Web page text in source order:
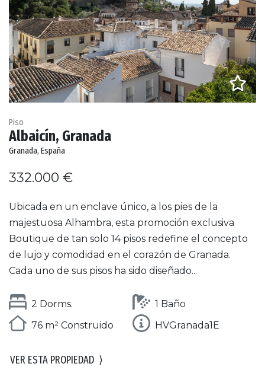
Piso
Albaicín, Granada
Granada, España
332.000 €
Ubicada en un enclave único, a los pies de la
majestuosa Alhambra, esta promoción exclusiva
Boutique de tan solo 14 pisos redefine el concepto
de lujo y comodidad en el corazón de Granada.
Cada uno de sus pisos ha sido diseñado...
2 Dorms.
1 Baño
76 m² Construido
HVGranada1E
VER ESTA PROPIEDAD ⟩